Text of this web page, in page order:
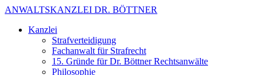
ANWALTSKANZLEI DR. BÖTTNER
Kanzlei
Strafverteidigung
Fachanwalt für Strafrecht
15. Gründe für Dr. Böttner Rechtsanwälte
Philosophie